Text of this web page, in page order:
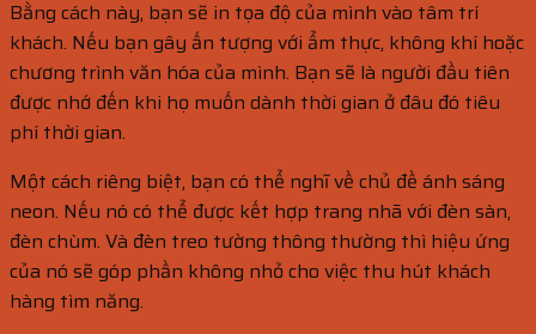
Bằng cách này, bạn sẽ in tọa độ của mình vào tâm trí
khách. Nếu bạn gây ấn tượng với ẩm thực, không khí hoặc
chương trình văn hóa của mình. Bạn sẽ là người đầu tiên
được nhớ đến khi họ muốn dành thời gian ở đâu đó tiêu
phí thời gian.
Một cách riêng biệt, bạn có thể nghĩ về chủ đề ánh sáng
neon. Nếu nó có thể được kết hợp trang nhã với đèn sàn,
đèn chùm. Và đèn treo tường thông thường thì hiệu ứng
của nó sẽ góp phần không nhỏ cho việc thu hút khách
hàng tìm năng.